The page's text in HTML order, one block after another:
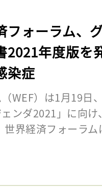
フォーラム、
2021年度版を
染症
WEF）は1月19日
ンダ2021」に向
界経済フォーラ